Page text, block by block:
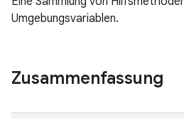
Umgebungsvariablen.
Zusammenfassung